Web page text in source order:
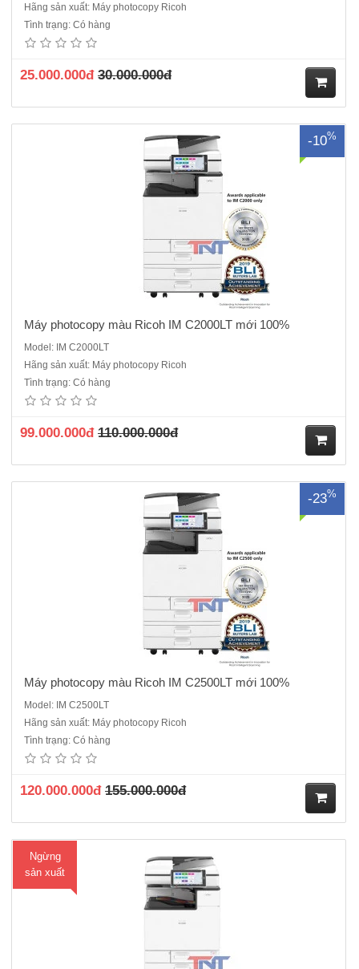
Hãng sản xuất: Máy photocopy Ricoh
Tình trạng: Có hàng
25.000.000đ 30.000.000đ
ua
-10%
màu – In mạng màu – Quét màu mạng - Đảo mặt bản chụp – Chia bộ
- Cấp hạn mức sử dụng- Chức năng quản lý tình trạng máy từ xa.Tốc
Máy photocopy màu Ricoh IM C2000LT mới 100%
Model: IM C2000LT
Hãng sản xuất: Máy photocopy Ricoh
Tình trạng: Có hàng
99.000.000đ 110.000.000đ
ua
-23%
màu – In mạng màu – Quét màu mạng - Đảo mặt bản chụp – Chia bộ
- Cấp hạn mức sử dụng- Chức năng quản lý tình trạng máy từ xaTốc
Máy photocopy màu Ricoh IM C2500LT mới 100%
Model: IM C2500LT
Hãng sản xuất: Máy photocopy Ricoh
Tình trạng: Có hàng
120.000.000đ 155.000.000đ
Ngừng
sản xuất
màu – In mạng màu – Quét màu mạng - Đảo mặt bản chụp – Chia bộ
- Cấp hạn mức sử dụng- Chức năng quản lý tình trạng máy từ xaTốc